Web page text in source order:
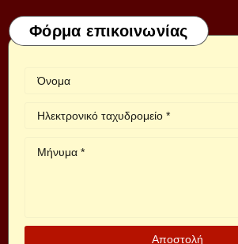
Φόρμα επικοινωνίας